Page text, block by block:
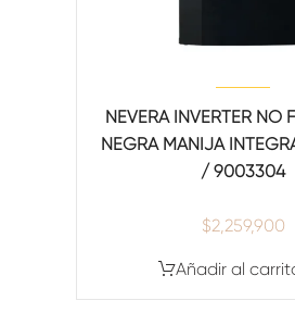
NEVERA INVERTER NO
NEGRA MANIJA
/ 9003304
$2,259,900
Añadir al